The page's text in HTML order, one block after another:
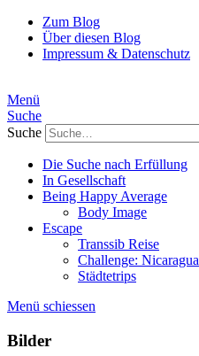
Zum Blog
Über diesen Blog
Impressum & Datenschutz
Menü
Suche
Suche
Die Suche nach Erfüllung
In Gesellschaft
Being Happy Average
Body Image
Escape
Transsib Reise
Challenge: Nicaragua
Städtetrips
Menü schiessen
Bilder